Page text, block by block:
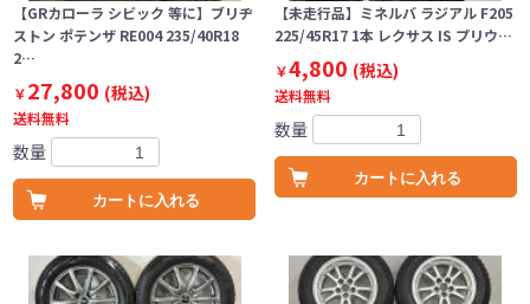
【GRカローラ シビック 等に】ブリヂ
ストン ポテンザ RE004 235/40R18
2…
￥27,800 (税込)
送料無料
数量
カートに入れる
【未走行品】ミネルバ ラジアル F205
225/45R17 1本 レクサス IS プリウ…
￥4,800 (税込)
送料無料
数量
カートに入れる